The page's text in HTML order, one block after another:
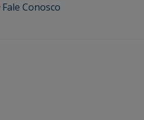
Fale Conosco